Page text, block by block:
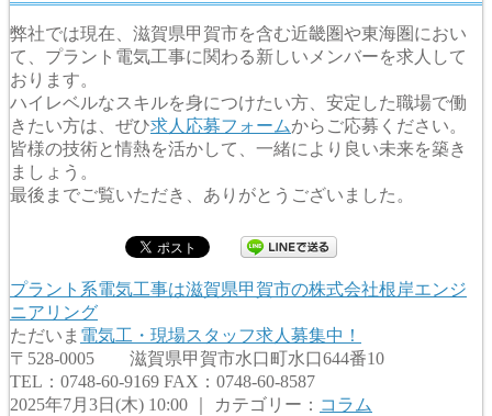
弊社では現在、滋賀県甲賀市を含む近畿圏や東海圏におい
て、プラント電気工事に関わる新しいメンバーを求人して
おります。
ハイレベルなスキルを身につけたい方、安定した職場で働
きたい方は、ぜひ求人応募フォームからご応募ください。
皆様の技術と情熱を活かして、一緒により良い未来を築き
ましょう。
最後までご覧いただき、ありがとうございました。
プラント系電気工事は滋賀県甲賀市の株式会社根岸エンジ
ニアリング
ただいま 電気工・現場スタッフ求人募集中！
〒528-0005 滋賀県甲賀市水口町水口644番10
TEL：0748-60-9169 FAX：0748-60-8587
2025年7月3日(木) 10:00 ｜ カテゴリー： コラム